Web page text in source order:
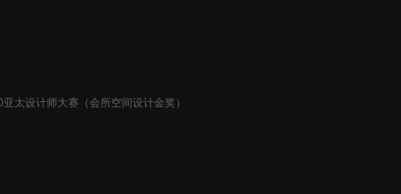
太设计师大赛（会所空间设计金奖）